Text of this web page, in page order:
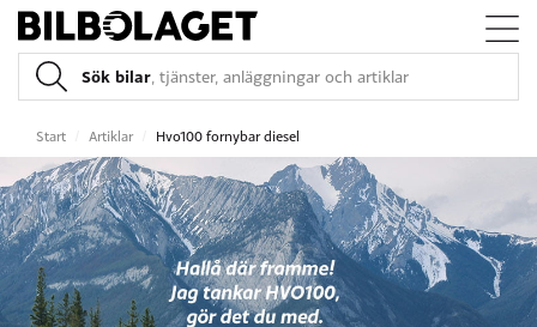
Sök bilar, tjänster, anläggningar och artiklar
Start Artiklar Hvo100 fornybar diesel